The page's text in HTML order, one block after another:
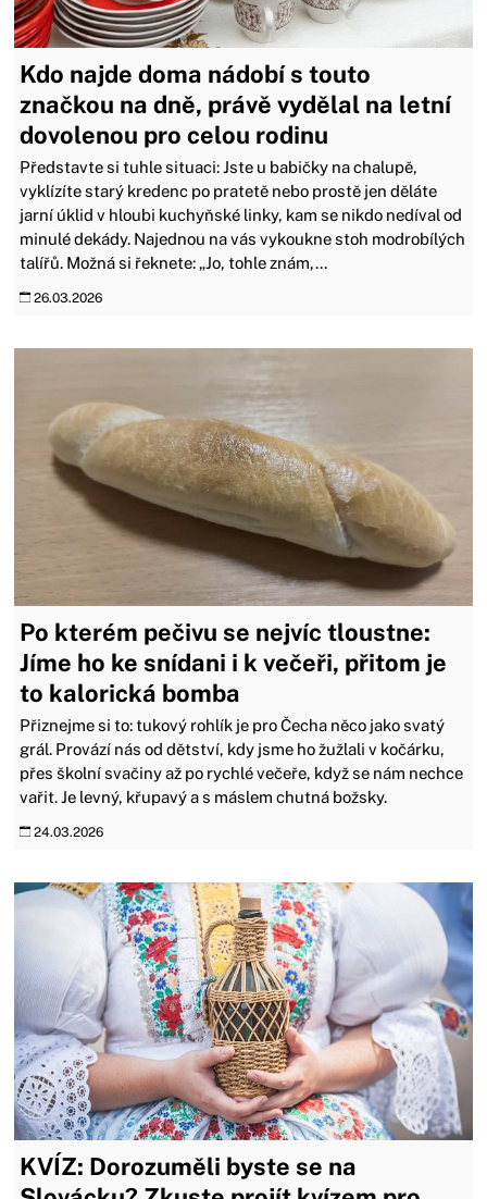
Kdo najde doma nádobí s touto
značkou na dně, právě vydělal na letní
dovolenou pro celou rodinu
Představte si tuhle situaci: Jste u babičky na chalupě,
vyklízíte starý kredenc po pratetě nebo prostě jen děláte
jarní úklid v hloubi kuchyňské linky, kam se nikdo nedíval od
minulé dekády. Najednou na vás vykoukne stoh modrobílých
talířů. Možná si řeknete: „Jo, tohle znám,...
26.03.2026
Po kterém pečivu se nejvíc tloustne:
Jíme ho ke snídani i k večeři, přitom je
to kalorická bomba
Přiznejme si to: tukový rohlík je pro Čecha něco jako svatý
grál. Provází nás od dětství, kdy jsme ho žužlali v kočárku,
přes školní svačiny až po rychlé večeře, když se nám nechce
vařit. Je levný, křupavý a s máslem chutná božsky.
24.03.2026
KVÍZ: Dorozuměli byste se na